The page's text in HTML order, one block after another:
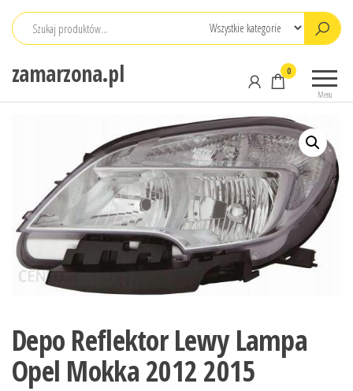
Przejdź
zamarzona.pl
Menu
0
Depo Reflektor Lewy Lampa
Opel Mokka 2012 2015